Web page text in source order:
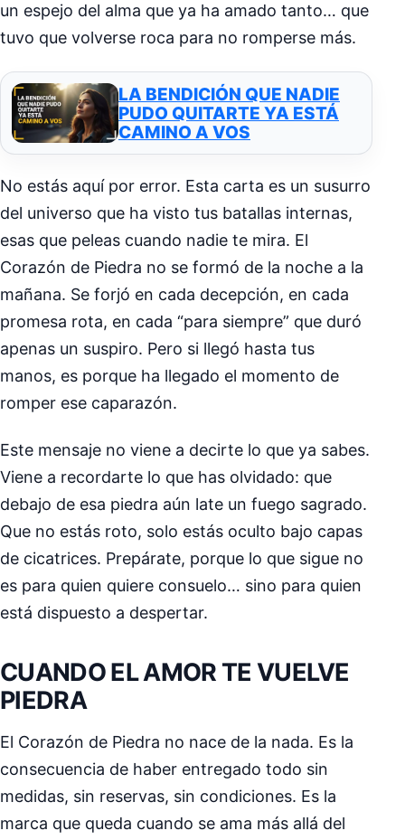
un espejo del alma que ya ha amado tanto… que
tuvo que volverse roca para no romperse más.
LA BENDICIÓN QUE NADIE
PUDO QUITARTE YA ESTÁ
CAMINO A VOS
No estás aquí por error. Esta carta es un susurro
del universo que ha visto tus batallas internas,
esas que peleas cuando nadie te mira. El
Corazón de Piedra no se formó de la noche a la
mañana. Se forjó en cada decepción, en cada
promesa rota, en cada “para siempre” que duró
apenas un suspiro. Pero si llegó hasta tus
manos, es porque ha llegado el momento de
romper ese caparazón.
Este mensaje no viene a decirte lo que ya sabes.
Viene a recordarte lo que has olvidado: que
debajo de esa piedra aún late un fuego sagrado.
Que no estás roto, solo estás oculto bajo capas
de cicatrices. Prepárate, porque lo que sigue no
es para quien quiere consuelo… sino para quien
está dispuesto a despertar.
CUANDO EL AMOR TE VUELVE
PIEDRA
El Corazón de Piedra no nace de la nada. Es la
consecuencia de haber entregado todo sin
medidas, sin reservas, sin condiciones. Es la
marca que queda cuando se ama más allá del